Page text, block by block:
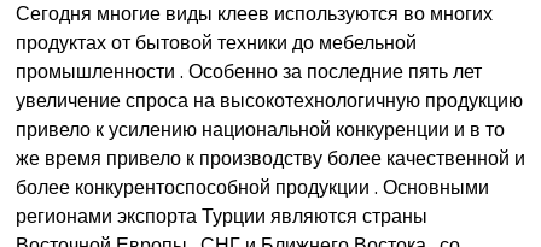
Сегодня многие виды клеев используются во многих
продуктах от бытовой техники до мебельной
промышленности . Особенно за последние пять лет
увеличение спроса на высокотехнологичную продукцию
привело к усилению национальной конкуренции и в то
же время привело к производству более качественной и
более конкурентоспособной продукции . Основными
регионами экспорта Турции являются страны